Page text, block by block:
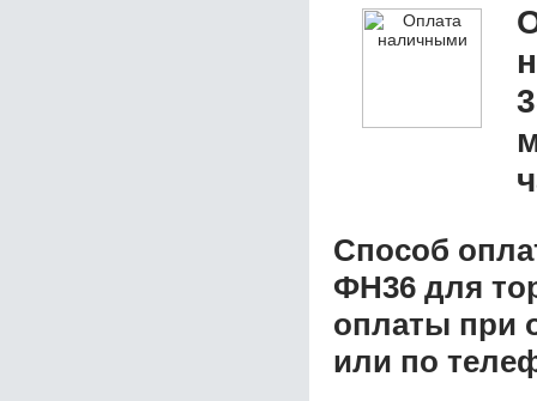
Способ
ФН36 для
оплаты при
или по